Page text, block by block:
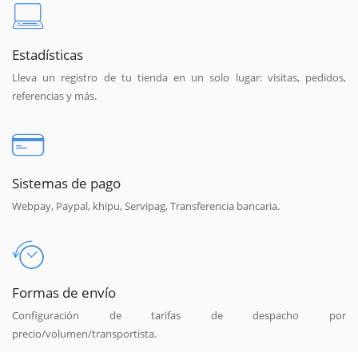
Estadísticas
Lleva un registro de tu tienda en un solo lugar: visitas, pedidos,
referencias y más.
Sistemas de pago
Webpay, Paypal, khipu, Servipag, Transferencia bancaria.
Formas de envío
Configuración de tarifas de despacho por
precio/volumen/transportista.